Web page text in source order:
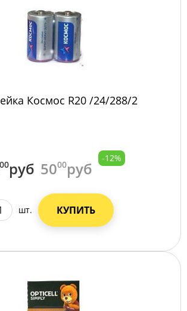
Космос R20 /24/288/2
00руб 5000руб
-12%
шт. КУПИТЬ